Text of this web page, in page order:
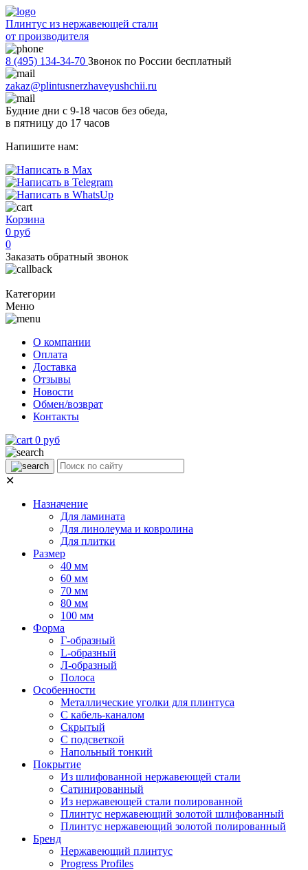
Плинтус из нержавеющей стали
от производителя
8 (495) 134-34-70 Звонок по России бесплатный
zakaz@plintusnerzhaveyushchii.ru
Будние дни с 9-18 часов без обеда,
в пятницу до 17 часов
Напишите нам:
Корзина
0 руб
0
Заказать обратный звонок
Категории
Меню
О компании
Оплата
Доставка
Отзывы
Новости
Обмен/возврат
Контакты
0 руб
✕
Назначение
Для ламината
Для линолеума и ковролина
Для плитки
Размер
40 мм
60 мм
70 мм
80 мм
100 мм
Форма
Г-образный
L-образный
Л-образный
Полоса
Особенности
Металлические уголки для плинтуса
С кабель-каналом
Скрытый
С подсветкой
Напольный тонкий
Покрытие
Из шлифованной нержавеющей стали
Сатинированный
Из нержавеющей стали полированной
Плинтус нержавеющий золотой шлифованный
Плинтус нержавеющий золотой полированный
Бренд
Нержавеющий плинтус
Progress Profiles